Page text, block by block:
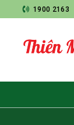
1900 2163